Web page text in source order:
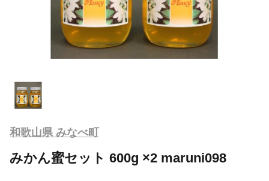
和歌山県 みなべ町
みかん蜜セット 600g ×2 maruni098